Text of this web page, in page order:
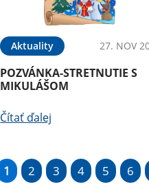
Aktuality 27. NOV
POZVÁNKA-STRETNUTIE S
MIKULÁŠOM
Čítať ďalej
1 2 3 4 5 6